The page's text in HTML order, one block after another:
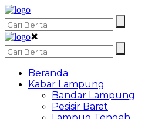
✖
Beranda
Kabar Lampung
Bandar Lampung
Pesisir Barat